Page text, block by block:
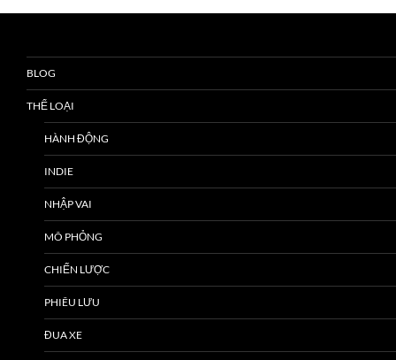
BLOG
THỂ LOẠI
HÀNH ĐỘNG
INDIE
NHẬP VAI
MÔ PHỎNG
CHIẾN LƯỢC
PHIÊU LƯU
ĐUA XE